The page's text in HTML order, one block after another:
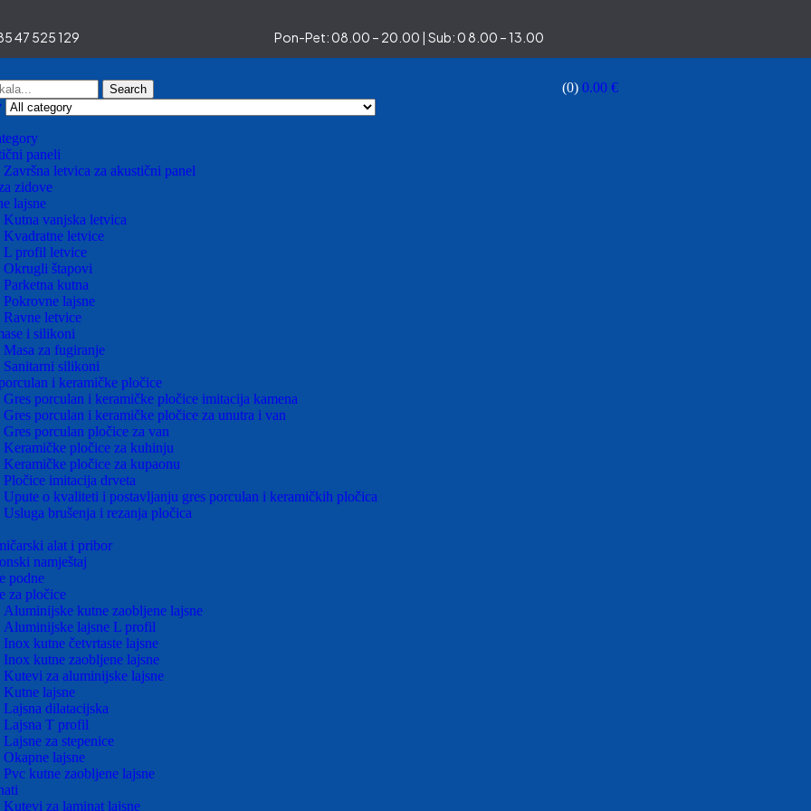
47 525 129 Pon-Pet: 08.00 – 20.00 | Sub: 0 8.00 – 13.00
Search
paneli
Završna letvica za akustični panel
zidove
lajsne
Kutna vanjska letvica
Kvadratne letvice
L profil letvice
Okrugli štapovi
Parketna kutna
Pokrovne lajsne
Ravne letvice
i silikoni
Masa za fugiranje
Sanitarni silikoni
i keramičke pločice
Gres porculan i keramičke pločice imitacija kamena
Gres porculan i keramičke pločice za unutra i van
Gres porculan pločice za van
Keramičke pločice za kuhinju
Keramičke pločice za kupaonu
Pločice imitacija drveta
Upute o kvaliteti i postavljanju gres porculan i keramičkih pločica
Usluga brušenja i rezanja pločica
alat i pribor
namještaj
podne
za pločice
Aluminijske kutne zaobljene lajsne
Aluminijske lajsne L profil
Inox kutne četvrtaste lajsne
Inox kutne zaobljene lajsne
Kutevi za aluminijske lajsne
Kutne lajsne
Lajsna dilatacijska
Lajsna T profil
Lajsne za stepenice
Okapne lajsne
Pvc kutne zaobljene lajsne
Kutevi za laminat lajsne
(0) 0.00€